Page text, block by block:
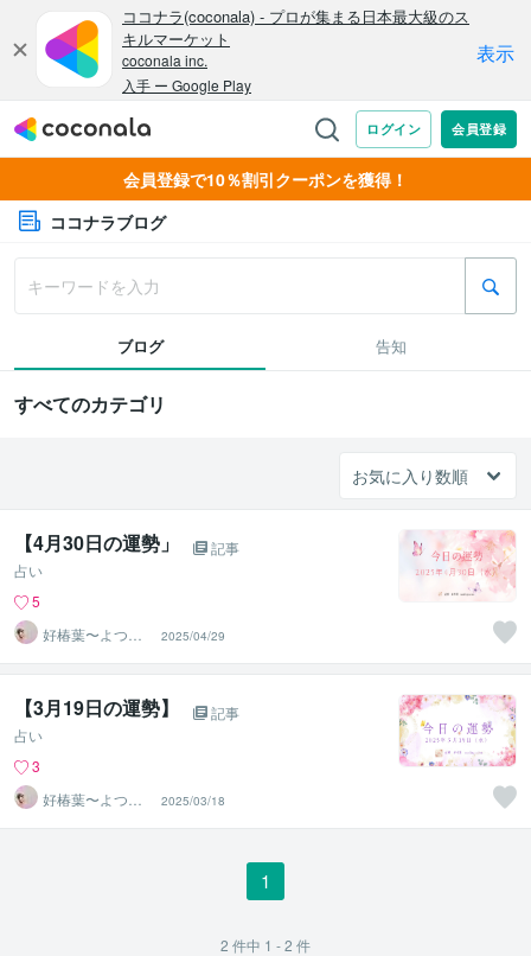
会員登録で10％割引クーポンを獲得！
ココナラブログ
ブログ 告知
すべてのカテゴリ
【4月30日の運勢」
記事
占い
5
好椿葉〜よつ
ば〜
2025/04/29
【3月19日の運勢】
記事
占い
3
好椿葉〜よつ
ば〜
2025/03/18
1
2 件中 1 - 2 件